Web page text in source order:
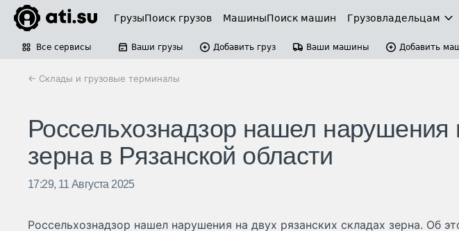
ГрузыПоиск грузов МашиныПоиск машин Грузовладельцам
Все сервисы Ваши грузы Добавить груз Ваши машины Добавить
← Склады и грузовые терминалы
Россельхознадзор нашел нарушения
зерна в Рязанской области
17:29, 11 Августа 2025
Россельхознадзор нашел нарушения на двух рязанских складах зерна. Об